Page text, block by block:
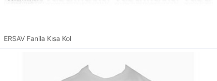
ERSAV Fanila Kısa Kol